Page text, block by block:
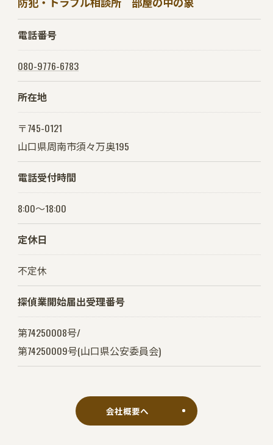
電話番号
080-9776-6783
所在地
〒745-0121
山口県周南市須々万奥195
電話受付時間
8:00～18:00
定休日
不定休
探偵業開始届出受理番号
第74250008号/
第74250009号(山口県公安委員会)
会社概要へ
お問い合わせはこちら